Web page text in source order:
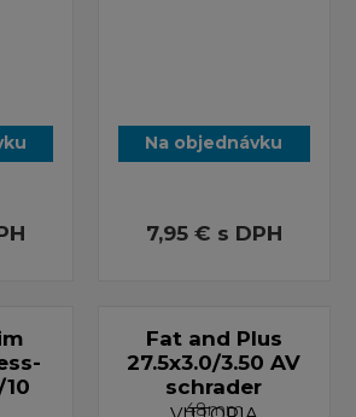
Na objednávku
7,95 € s DPH
Fat and Plus
27.5x3.0/3.50 AV
schrader
48mm